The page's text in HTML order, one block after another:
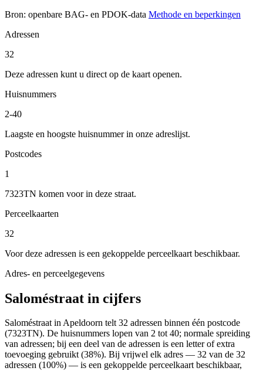
Bron: openbare BAG- en PDOK-data Methode en beperkingen
Adressen
32
Deze adressen kunt u direct op de kaart openen.
Huisnummers
2-40
Laagste en hoogste huisnummer in onze adreslijst.
Postcodes
1
7323TN komen voor in deze straat.
Perceelkaarten
32
Voor deze adressen is een gekoppelde perceelkaart beschikbaar.
Adres- en perceelgegevens
Saloméstraat in cijfers
Saloméstraat in Apeldoorn telt 32 adressen binnen één postcode
(7323TN). De huisnummers lopen van 2 tot 40; normale spreiding
van adressen; bij een deel van de adressen is een letter of extra
toevoeging gebruikt (38%). Bij vrijwel elk adres — 32 van de 32
adressen (100%) — is een gekoppelde perceelkaart beschikbaar,